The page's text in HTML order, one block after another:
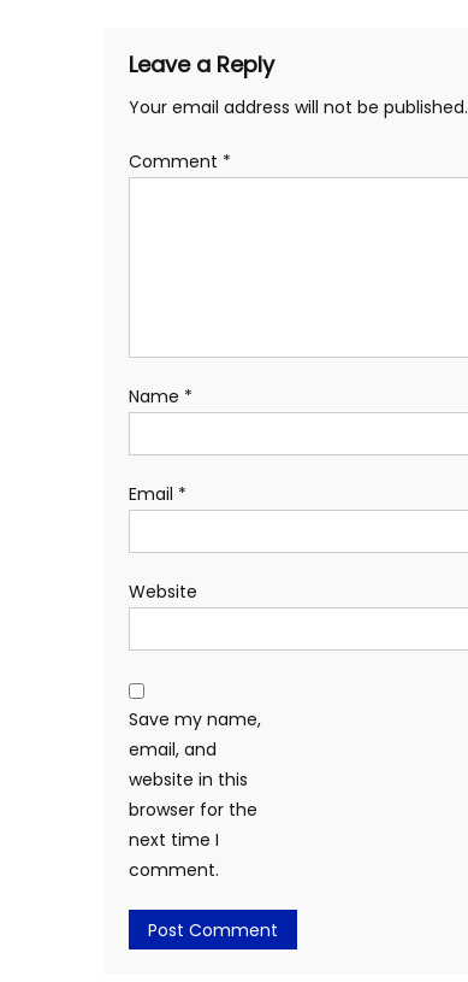
Leave a Reply
Your email address will not be published.
Comment *
Name *
Email *
Website
Save my name,
email, and
website in this
browser for the
next time I
comment.